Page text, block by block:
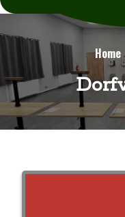
Home